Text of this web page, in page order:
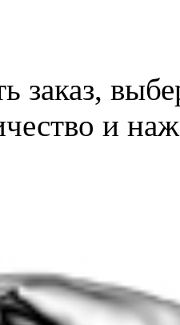
заказ,
и